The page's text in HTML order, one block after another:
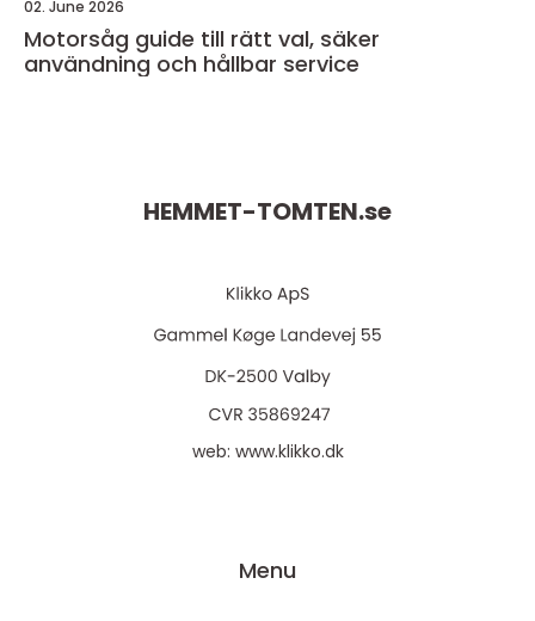
02. June 2026
Motorsåg guide till rätt val, säker
användning och hållbar service
HEMMET-TOMTEN.se
web: www.klikko.dk
Menu